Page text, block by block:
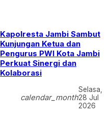
Kapolresta Jambi Sambut
Kunjungan Ketua dan
Pengurus PWI Kota Jambi
Perkuat Sinergi dan
Kolaborasi
calendar_month
Selasa,
28 Jul
2026